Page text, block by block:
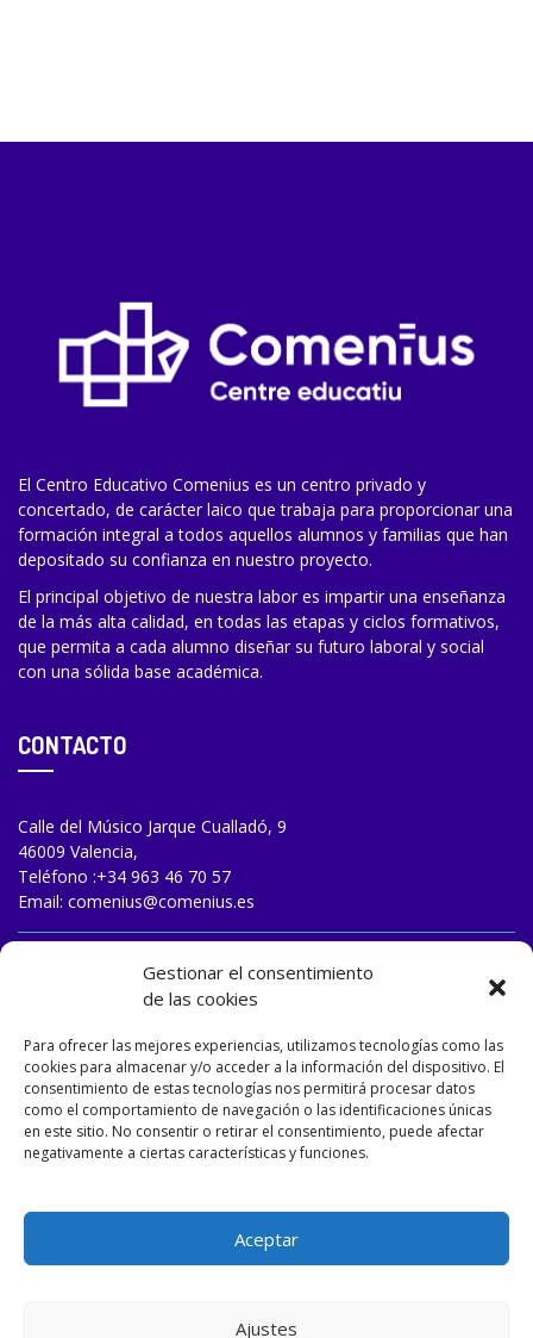
Gestionar el consentimiento
de las cookies
Para ofrecer las mejores experiencias, utilizamos tecnologías como las
cookies para almacenar y/o acceder a la información del dispositivo. El
consentimiento de estas tecnologías nos permitirá procesar datos
como el comportamiento de navegación o las identificaciones únicas
en este sitio. No consentir o retirar el consentimiento, puede afectar
negativamente a ciertas características y funciones.
Aceptar
Ajustes
El Centro Educativo Comenius es un centro privado y
concertado, de carácter laico que trabaja para proporcionar una
formación integral a todos aquellos alumnos y familias que han
depositado su confianza en nuestro proyecto.
El principal objetivo de nuestra labor es impartir una enseñanza
de la más alta calidad, en todas las etapas y ciclos formativos,
que permita a cada alumno diseñar su futuro laboral y social
con una sólida base académica.
CONTACTO
Calle del Músico Jarque Cualladó, 9
46009 Valencia,
Teléfono :+34 963 46 70 57
Email: comenius@comenius.es